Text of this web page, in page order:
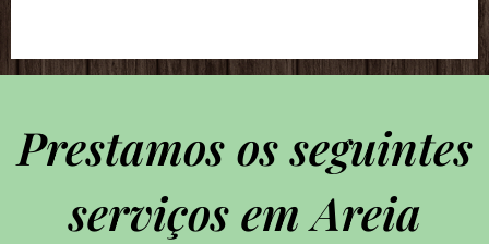
Prestamos os seguintes
serviços em Areia